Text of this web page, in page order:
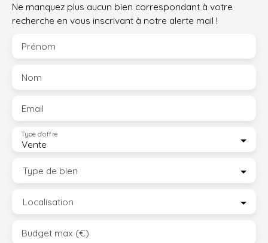
Ne manquez plus aucun bien correspondant à votre
recherche en vous inscrivant à notre alerte mail !
Prénom
Nom
Email
Vente
Type d'offre
Type de bien
Localisation
Budget max (€)